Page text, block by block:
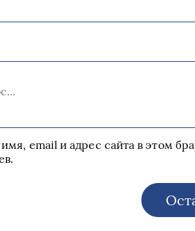
email и адрес сайта в этом